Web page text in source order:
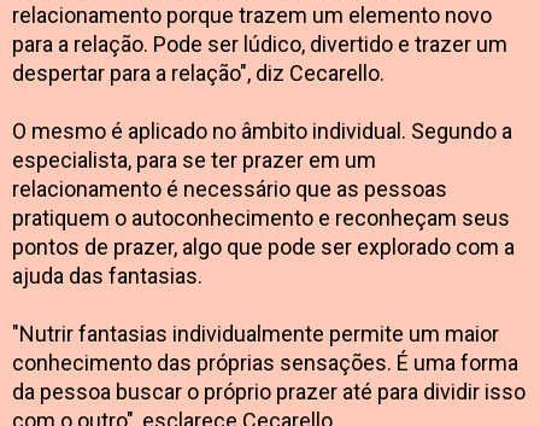
relacionamento porque trazem um elemento novo
para a relação. Pode ser lúdico, divertido e trazer um
despertar para a relação", diz Cecarello.
O mesmo é aplicado no âmbito individual. Segundo a
especialista, para se ter prazer em um
relacionamento é necessário que as pessoas
pratiquem o autoconhecimento e reconheçam seus
pontos de prazer, algo que pode ser explorado com a
ajuda das fantasias.
"Nutrir fantasias individualmente permite um maior
conhecimento das próprias sensações. É uma forma
da pessoa buscar o próprio prazer até para dividir isso
com o outro", esclarece Cecarello.